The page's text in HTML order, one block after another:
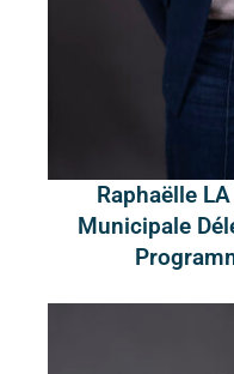
Raphaëlle
Municipale